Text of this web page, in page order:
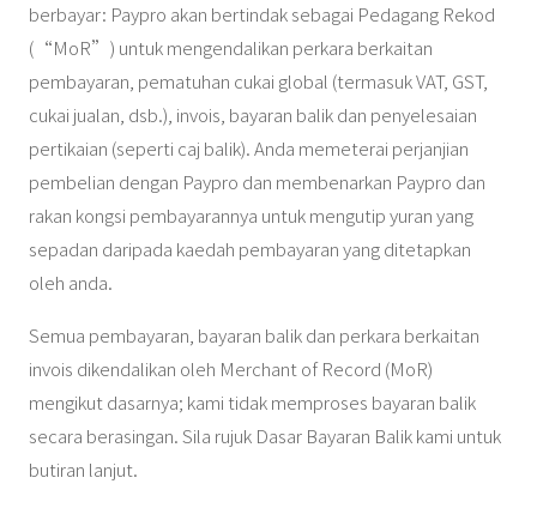
berbayar: Paypro akan bertindak sebagai Pedagang Rekod
(“MoR”) untuk mengendalikan perkara berkaitan
pembayaran, pematuhan cukai global (termasuk VAT, GST,
cukai jualan, dsb.), invois, bayaran balik dan penyelesaian
pertikaian (seperti caj balik). Anda memeterai perjanjian
pembelian dengan Paypro dan membenarkan Paypro dan
rakan kongsi pembayarannya untuk mengutip yuran yang
sepadan daripada kaedah pembayaran yang ditetapkan
oleh anda.
Semua pembayaran, bayaran balik dan perkara berkaitan
invois dikendalikan oleh Merchant of Record (MoR)
mengikut dasarnya; kami tidak memproses bayaran balik
secara berasingan. Sila rujuk Dasar Bayaran Balik kami untuk
butiran lanjut.